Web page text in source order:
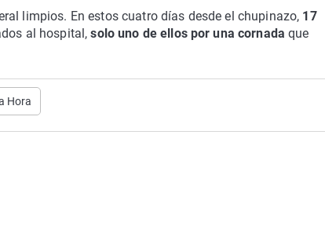
limpios. En estos cuatro días desde el chupinazo, 17
al hospital, solo uno de ellos por una cornadaque
Hora